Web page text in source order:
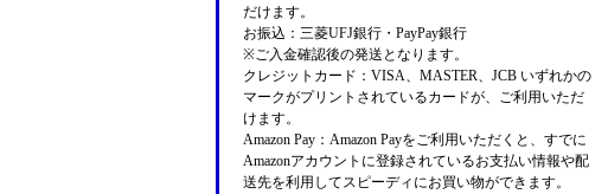
だけます。
お振込：三菱UFJ銀行・PayPay銀行
※ご入金確認後の発送となります。
クレジットカード：VISA、MASTER、JCB いずれかの
マークがプリントされているカードが、ご利用いただ
けます。
Amazon Pay：Amazon Payをご利用いただくと、すでに
Amazonアカウントに登録されているお支払い情報や配
送先を利用してスピーディにお買い物ができます。